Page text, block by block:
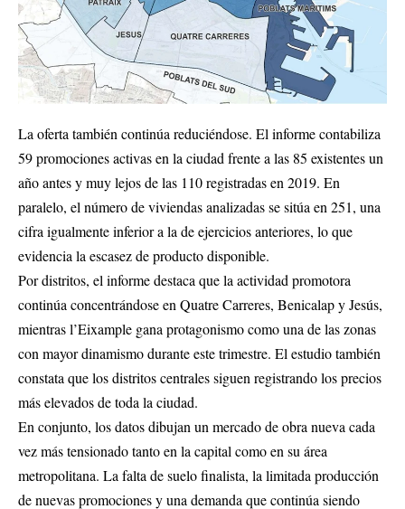
La oferta también continúa reduciéndose. El informe contabiliza
59 promociones activas en la ciudad frente a las 85 existentes un
año antes y muy lejos de las 110 registradas en 2019. En
paralelo, el número de viviendas analizadas se sitúa en 251, una
cifra igualmente inferior a la de ejercicios anteriores, lo que
evidencia la escasez de producto disponible.
Por distritos, el informe destaca que la actividad promotora
continúa concentrándose en Quatre Carreres, Benicalap y Jesús,
mientras l’Eixample gana protagonismo como una de las zonas
con mayor dinamismo durante este trimestre. El estudio también
constata que los distritos centrales siguen registrando los precios
más elevados de toda la ciudad.
En conjunto, los datos dibujan un mercado de obra nueva cada
vez más tensionado tanto en la capital como en su área
metropolitana. La falta de suelo finalista, la limitada producción
de nuevas promociones y una demanda que continúa siendo